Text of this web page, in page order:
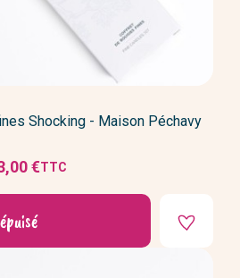
Shocking - Maison Péchavy
€TTC